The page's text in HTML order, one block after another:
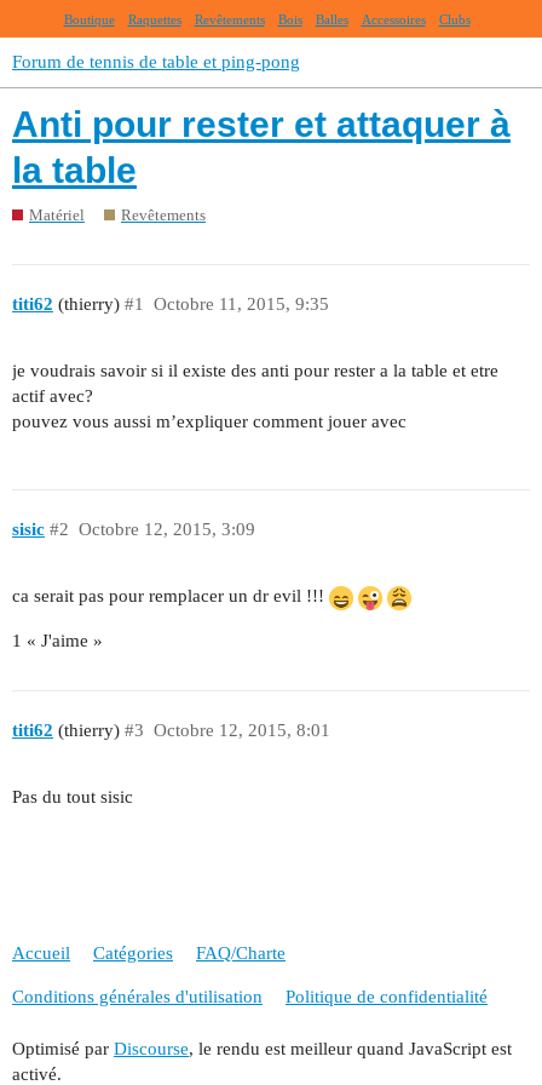
Boutique Raquettes Revêtements Bois Balles Accessoires Clubs
Forum de tennis de table et ping-pong
Anti pour rester et attaquer à
la table
Matériel Revêtements
titi62 (thierry) Octobre 11, 2015, 9:35
#1
je voudrais savoir si il existe des anti pour rester a la table et etre
actif avec?
pouvez vous aussi m’expliquer comment jouer avec
sisic Octobre 12, 2015, 3:09
#2
ca serait pas pour remplacer un dr evil !!!
1 « J'aime »
titi62 (thierry) Octobre 12, 2015, 8:01
#3
Pas du tout sisic
Accueil Catégories FAQ/Charte
Conditions générales d'utilisation Politique de confidentialité
Optimisé par Discourse, le rendu est meilleur quand JavaScript est
activé.